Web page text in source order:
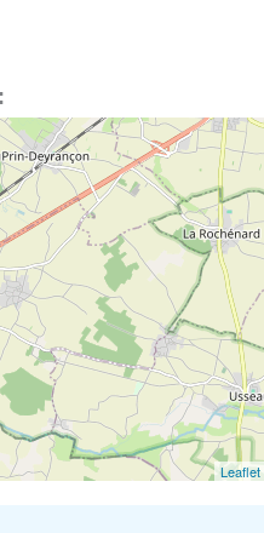
Leaflet